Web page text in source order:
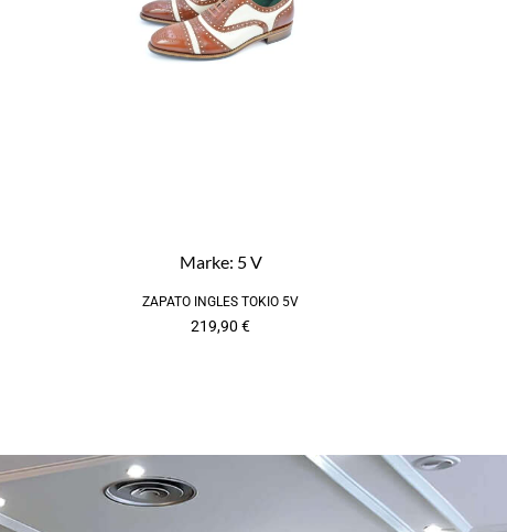
Marke: 5 V
ZAPATO INGLES TOKIO 5V
219,90 €